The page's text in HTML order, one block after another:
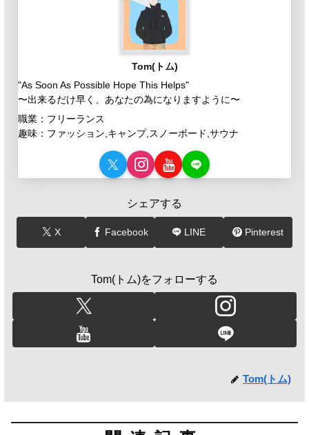
Tom(トム)
"As Soon As Possible Hope This Helps"
〜出来るだけ早く、あなたの為になりますように〜
職業：フリーランス
趣味：ファッション,キャンプ,スノーボード,サウナ
シェアする
X Facebook LINE Pinterest
Tom(トム)をフォローする
Tom(トム)